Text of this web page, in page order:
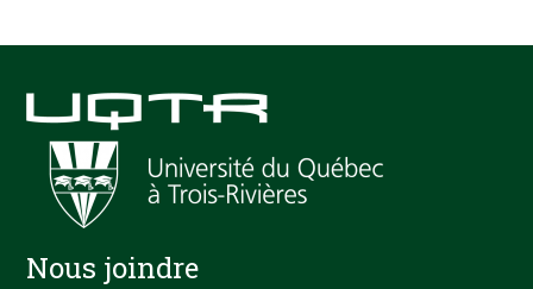
Nous joindre